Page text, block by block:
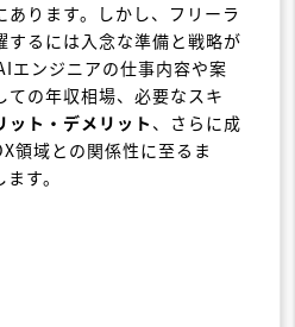
あります。しかし、フリーラ
するには入念な準備と戦略が
エンジニアの仕事内容や案
の年収相場、必要なスキ
ット・デメリット 、さらに成
領域との関係性に至るま
す。